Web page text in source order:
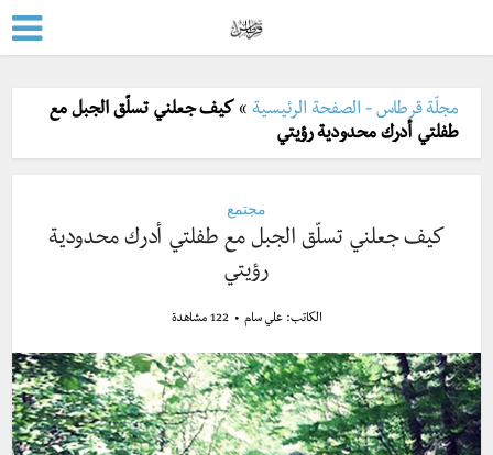
مجلّة قرطاس - الصفحة الرئيسية » كيف جعلني تسلّق الجبل مع
طفلتي أدرك محدودية رؤيتي
مجتمع
كيف جعلني تسلّق الجبل مع طفلتي أدرك محدودية
رؤيتي
الكاتب:علي سام 122 مشاهدة